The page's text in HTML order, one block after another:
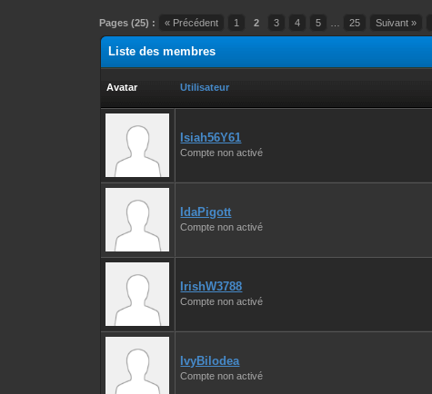
Pages (25) : « Précédent 1 2 3 4 5 25 Suivant »
Liste des membres
Avatar Utilisateur
Isiah56Y61
Compte non activé
IdaPigott
Compte non activé
IrishW3788
Compte non activé
IvyBilodea
Compte non activé